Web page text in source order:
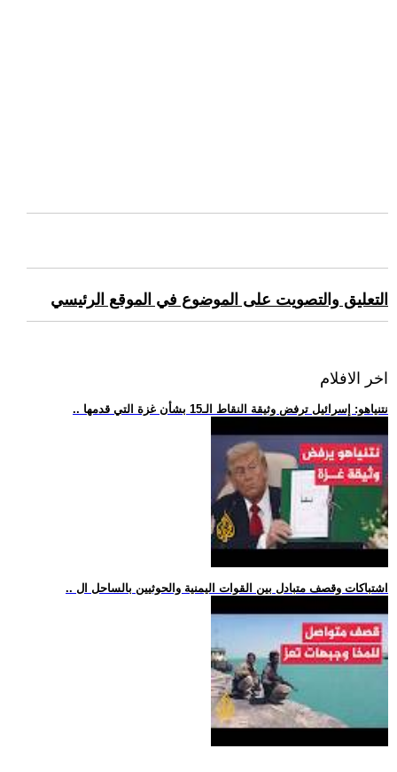
التعليق والتصويت على الموضوع في الموقع الرئيسي
اخر الافلام
.. نتنياهو: إسرائيل ترفض وثيقة النقاط الـ15 بشأن غزة التي قدمها
.. اشتباكات وقصف متبادل بين القوات اليمنية والحوثيين بالساحل ال